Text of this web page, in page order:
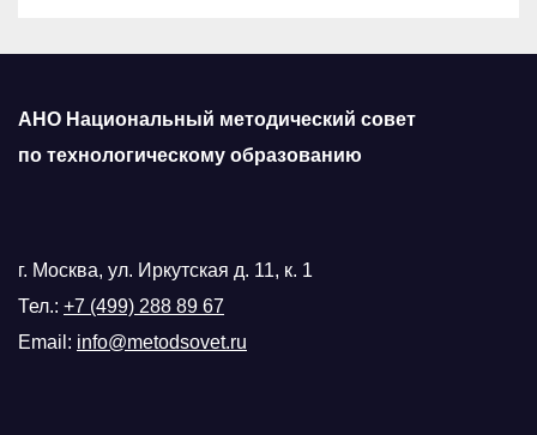
АНО Национальный методический совет
по технологическому образованию
г. Москва, ул. Иркутская д. 11, к. 1
Тел.: +7 (499) 288 89 67
Email: info@metodsovet.ru